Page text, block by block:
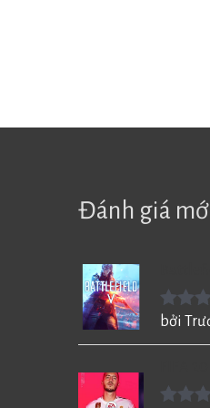
Đánh giá
Được
bởi